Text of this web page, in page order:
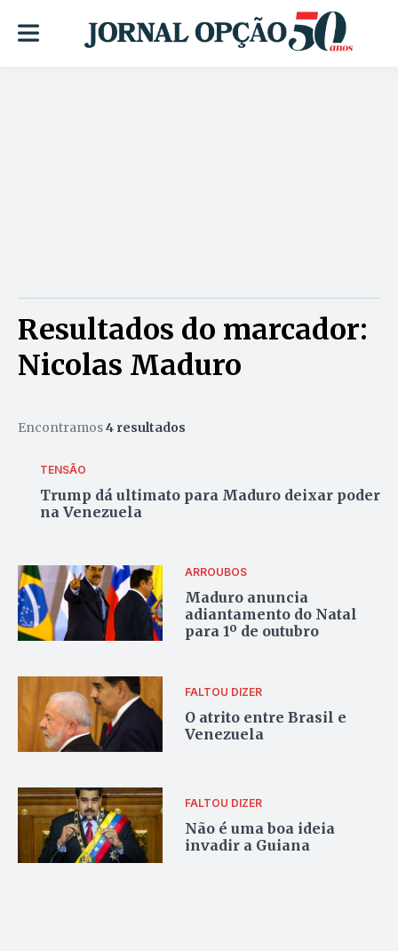
Resultados do marcador:
Nicolas Maduro
Encontramos4 resultados
TENSÃO
Trump dá ultimato para Maduro deixar poder
na Venezuela
ARROUBOS
Maduro anuncia
adiantamento do Natal
para 1º de outubro
FALTOU DIZER
O atrito entre Brasil e
Venezuela
FALTOU DIZER
Não é uma boa ideia
invadir a Guiana